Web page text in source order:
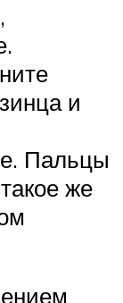
и
Пальцы
же